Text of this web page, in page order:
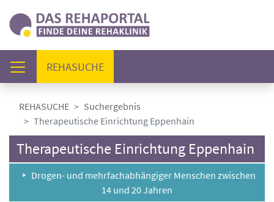
REHASUCHE(AKTUELL)
REHASUCHE
Suchergebnis
Therapeutische Einrichtung Eppenhain
Therapeutische Einrichtung Eppenhain
Drogen- und mehrfachabhängiger Menschen zwischen
14 und 20 Jahren